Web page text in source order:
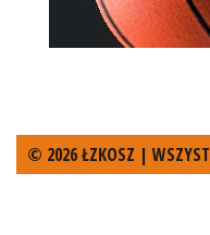
© 2026 ŁZKOSZ |